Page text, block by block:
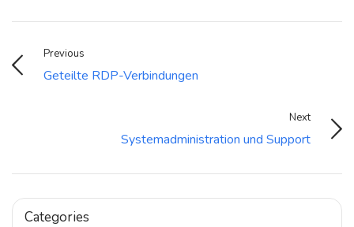
Previous
Geteilte RDP-Verbindungen
Next
Systemadministration und Support
Categories